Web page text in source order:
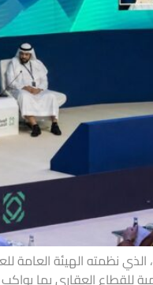
شهد ملتقى الوساطة العقارية 2026،